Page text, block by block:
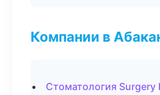
Компании в
Стоматология